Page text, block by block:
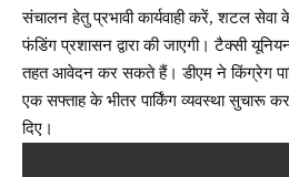
संचालन हेतु प्रभावी कार्यवाही करें, शटल सेवा
फंडिंग प्रशासन द्वारा की जाएगी। टैक्सी
तहत आवेदन कर सकते हैं। डीएम ने किंग्रेग
एक सफ्ताह के भीतर पार्किंग व्यवस्था सुचारू
दिए।